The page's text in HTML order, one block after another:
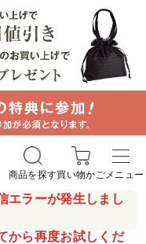
エラーが発生しまし
から再度お試しくだ
商品を探す買い物かごメニュー